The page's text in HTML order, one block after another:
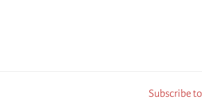
Subscribe to